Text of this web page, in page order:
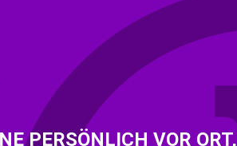
PERSÖNLICH VOR ORT,